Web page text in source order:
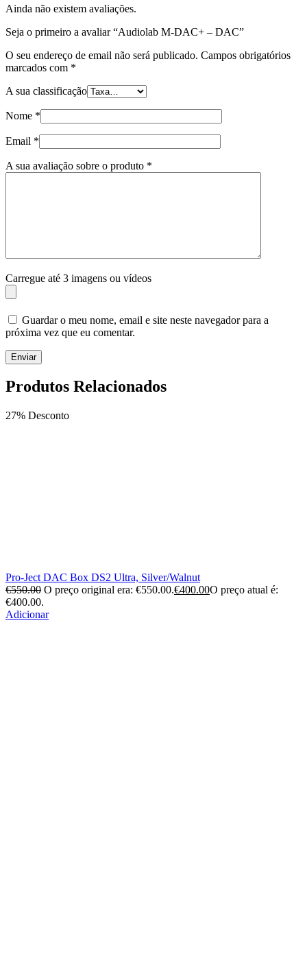
Ainda não existem avaliações.
Seja o primeiro a avaliar “Audiolab M-DAC+ – DAC”
O seu endereço de email não será publicado. Campos obrigatórios
marcados com *
A sua classificação
Nome *
Email *
A sua avaliação sobre o produto *
Carregue até 3 imagens ou vídeos
Guardar o meu nome, email e site neste navegador para a
próxima vez que eu comentar.
Enviar
Produtos Relacionados
27% Desconto
Pro-Ject DAC Box DS2 Ultra, Silver/Walnut
€550.00 O preço original era: €550.00.€400.00O preço atual é:
€400.00.
Adicionar